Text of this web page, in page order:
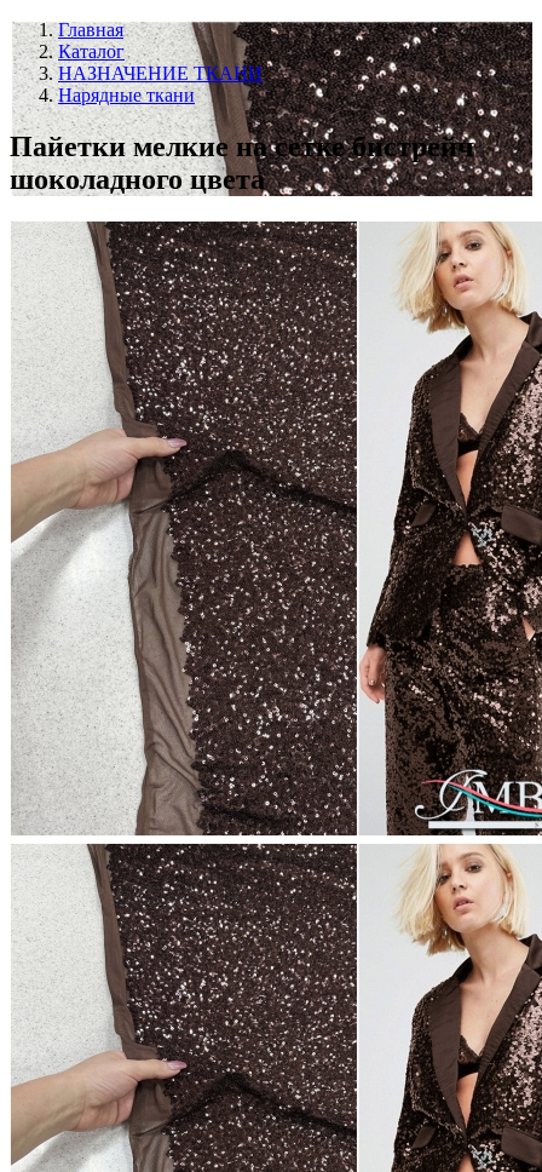
Главная
Каталог
НАЗНАЧЕНИЕ ТКАНИ
Нарядные ткани
Пайетки мелкие на сетке бистрейч
шоколадного цвета